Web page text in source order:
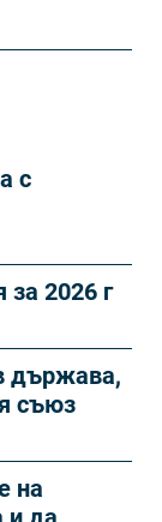
с
2026 г
държава,
съюз
на